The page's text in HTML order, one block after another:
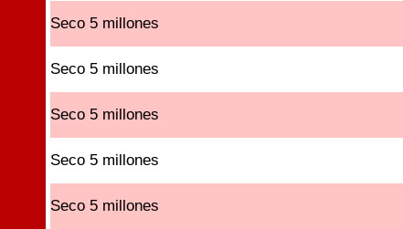
Seco 5 millones
Seco 5 millones
Seco 5 millones
Seco 5 millones
Seco 5 millones